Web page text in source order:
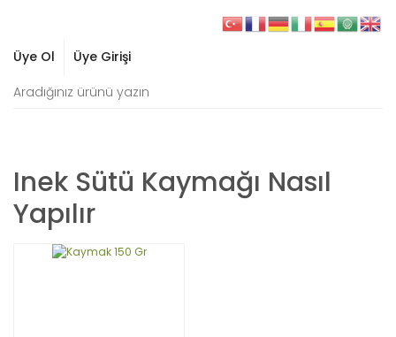
Üye Ol Üye Girişi
Inek Sütü Kaymağı Nasıl
Yapılır